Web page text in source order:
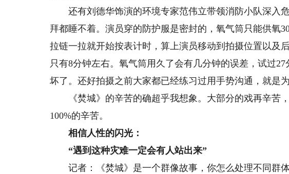
还有刘德华饰演的环境专家范伟立带领消防小队深入
拜都睡不着。演员穿的防护服是密封的，氧气筒只能供氧
拉链一拉就开始按表计时，算上演员移动到拍摄位置以及
只有8分钟左右。氧气筒用久了会有几分钟的误差，试过
坏了。还好拍摄之前大家都已经练习过用手势沟通，就是
《焚城》的辛苦的确超乎我想象。大部分的戏再辛苦，
100%的辛苦。
相信人性的闪光：
“遇到这种灾难一定会有人站出来”
记者：《焚城》是一个群像故事，你怎么处理不同群体